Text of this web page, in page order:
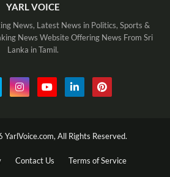
YARL VOICE
News, Latest News in Politics, Sports &
News Website Offering News From Sri
Lanka in Tamil.
YarlVoice.com, All Rights Reserved.
Contact Us Terms of Service